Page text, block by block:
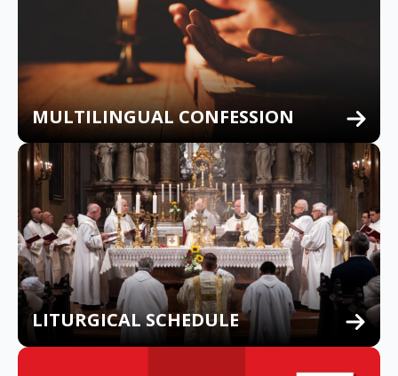
MULTILINGUAL CONFESSION
LITURGICAL SCHEDULE